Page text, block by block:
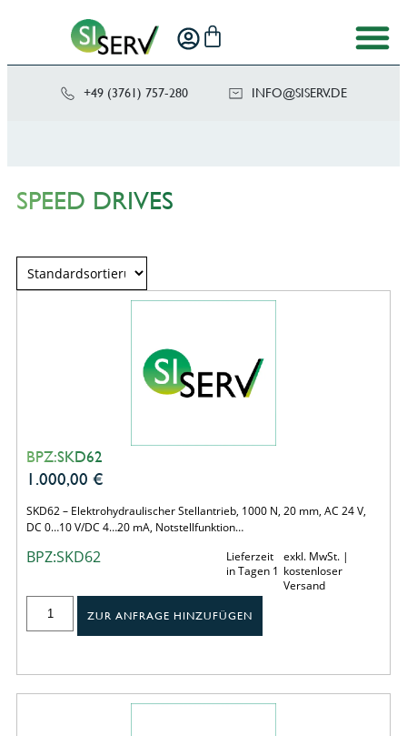
+49 (3761) 757-280 ED.VRE
SIS@OF
NI
SPEED DRIVES
BPZ:SKD62
1.000,00 €
SKD62 – Elektrohydraulischer Stellantrieb, 1000 N, 20 mm, AC 24 V,
DC 0…10 V/DC 4…20 mA, Notstellfunktion…
BPZ:SKD62
Lieferzeit
in Tagen 1
exkl. MwSt. |
kostenloser
Versand
ZUR ANFRAGE HINZUFÜGEN